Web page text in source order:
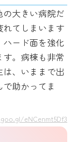
大きい病院だ
れてしまいます
ード面を強化
。病棟も非常
、いままで出
助かってま